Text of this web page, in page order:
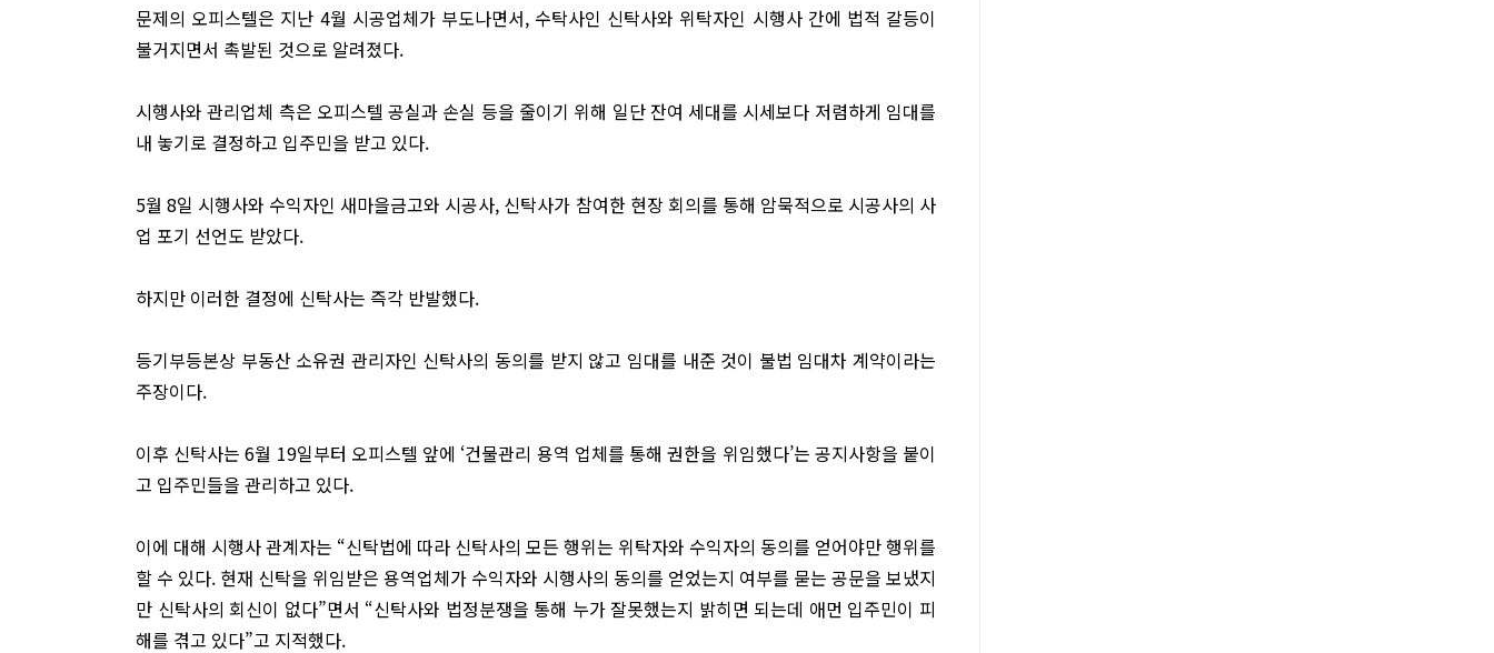
문제의 오피스텔은 지난 4월 시공업체가 부도나면서, 수탁사인 신탁사와 위탁자인 시행사 간에 법적 갈등이
불거지면서 촉발된 것으로 알려졌다.
시행사와 관리업체 측은 오피스텔 공실과 손실 등을 줄이기 위해 일단 잔여 세대를 시세보다 저렴하게 임대를
내 놓기로 결정하고 입주민을 받고 있다.
5월 8일 시행사와 수익자인 새마을금고와 시공사, 신탁사가 참여한 현장 회의를 통해 암묵적으로 시공사의 사
업 포기 선언도 받았다.
하지만 이러한 결정에 신탁사는 즉각 반발했다.
등기부등본상 부동산 소유권 관리자인 신탁사의 동의를 받지 않고 임대를 내준 것이 불법 임대차 계약이라는
주장이다.
이후 신탁사는 6월 19일부터 오피스텔 앞에 ‘건물관리 용역 업체를 통해 권한을 위임했다’는 공지사항을 붙이
고 입주민들을 관리하고 있다.
이에 대해 시행사 관계자는 “신탁법에 따라 신탁사의 모든 행위는 위탁자와 수익자의 동의를 얻어야만 행위를
할 수 있다. 현재 신탁을 위임받은 용역업체가 수익자와 시행사의 동의를 얻었는지 여부를 묻는 공문을 보냈지
만 신탁사의 회신이 없다”면서 “신탁사와 법정분쟁을 통해 누가 잘못했는지 밝히면 되는데 애먼 입주민이 피
해를 겪고 있다”고 지적했다.